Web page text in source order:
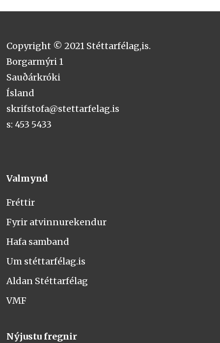
Copyright © 2021 Stéttarfélag,is.
Borgarmýri 1
Sauðárkróki
Ísland
skrifstofa@stettarfelag.is
s: 453 5433
Valmynd
Fréttir
Fyrir atvinnurekendur
Hafa samband
Um stéttarfélag.is
Aldan Stéttarfélag
VMF
Nýjustu fregnir